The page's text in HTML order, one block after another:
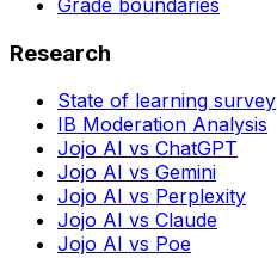
Research
State of learning survey
IB Moderation Analysis
Jojo AI vs ChatGPT
Jojo AI vs Gemini
Jojo AI vs Perplexity
Jojo AI vs Claude
Jojo AI vs Poe